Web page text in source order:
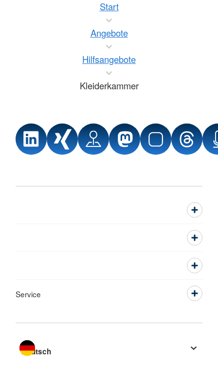
Start
Angebote
Hilfsangebote
Kleiderkammer
Service
Sprache wechseln zu